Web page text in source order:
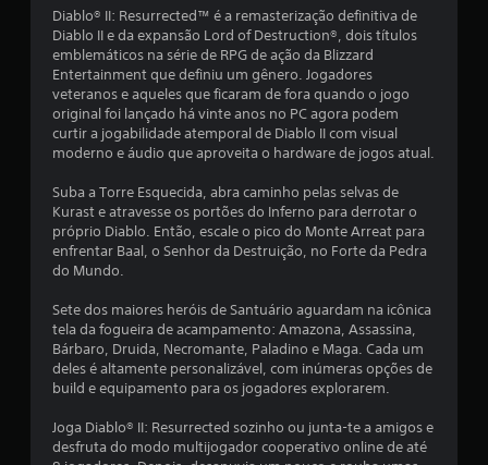
e
.
7
5
e
s
t
r
e
l
Diablo® II: Resurrected™ é a remasterização definitiva de
Diablo II e da expansão Lord of Destruction®, dois títulos
emblemáticos na série de RPG de ação da Blizzard
Entertainment que definiu um gênero. Jogadores
veteranos e aqueles que ficaram de fora quando o jogo
original foi lançado há vinte anos no PC agora podem
curtir a jogabilidade atemporal de Diablo II com visual
moderno e áudio que aproveita o hardware de jogos atual.
Suba a Torre Esquecida, abra caminho pelas selvas de
Kurast e atravesse os portões do Inferno para derrotar o
próprio Diablo. Então, escale o pico do Monte Arreat para
enfrentar Baal, o Senhor da Destruição, no Forte da Pedra
do Mundo.
Sete dos maiores heróis de Santuário aguardam na icônica
tela da fogueira de acampamento: Amazona, Assassina,
Bárbaro, Druida, Necromante, Paladino e Maga. Cada um
deles é altamente personalizável, com inúmeras opções de
build e equipamento para os jogadores explorarem.
Joga Diablo® II: Resurrected sozinho ou junta-te a amigos e
desfruta do modo multijogador cooperativo online de até